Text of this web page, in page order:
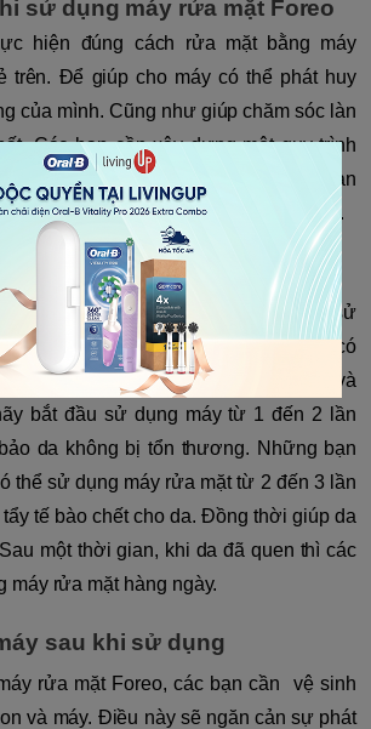
sử dụng máy rửa mặt Foreo
hiện đúng cách rửa mặt bằng máy
trên. Để giúp cho máy có thể phát huy
của mình. Cũng như giúp chăm sóc làn
Các bạn cần xây dựng một quy trình
rửa mặt Foreo phù hợp nhất với bản
đây là một số lưu ý dành cho các bạn.
mới sử dụng
dụng máy rửa mặt Foreo chỉ nên sử
thấp. Sau đó tăng dần lên để làn da có
đối với những bạn có làn da khô và
bắt đầu sử dụng máy từ 1 đến 2 lần
da không bị tổn thương. Những bạn
thể sử dụng máy rửa mặt từ 2 đến 3 lần
tế bào chết cho da. Đồng thời giúp da
một thời gian, khi da đã quen thì các
máy rửa mặt hàng ngày.
sau khi sử dụng
rửa mặt Foreo, các bạn cần vệ sinh
và máy. Điều này sẽ ngăn cản sự phát